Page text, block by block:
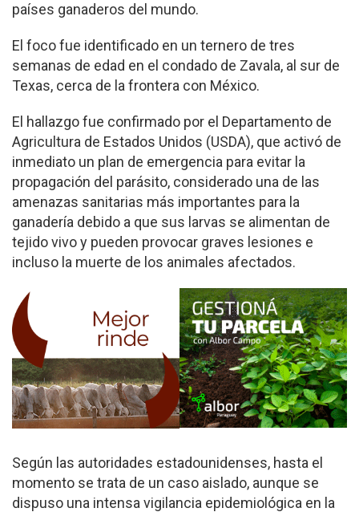
países ganaderos del mundo.
El foco fue identificado en un ternero de tres
semanas de edad en el condado de Zavala, al sur de
Texas, cerca de la frontera con México.
El hallazgo fue confirmado por el Departamento de
Agricultura de Estados Unidos (USDA), que activó de
inmediato un plan de emergencia para evitar la
propagación del parásito, considerado una de las
amenazas sanitarias más importantes para la
ganadería debido a que sus larvas se alimentan de
tejido vivo y pueden provocar graves lesiones e
incluso la muerte de los animales afectados.
Según las autoridades estadounidenses, hasta el
momento se trata de un caso aislado, aunque se
dispuso una intensa vigilancia epidemiológica en la